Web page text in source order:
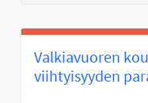
Valkiavuoren
viihtyisyyden